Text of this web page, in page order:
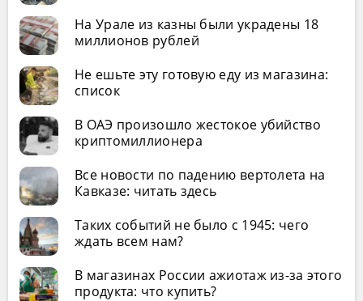
На Урале из казны были украдены 18
миллионов рублей
Не ешьте эту готовую еду из магазина:
список
В ОАЭ произошло жестокое убийство
криптомиллионера
Все новости по падению вертолета на
Кавказе: читать здесь
Таких событий не было с 1945: чего
ждать всем нам?
В магазинах России ажиотаж из-за этого
продукта: что купить?